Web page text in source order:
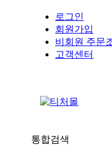
로그인
회원가입
비회원 주문
고객센터
통합검색